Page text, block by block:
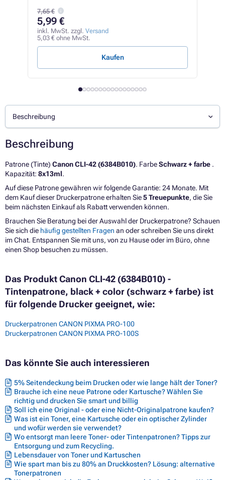
7,65 €
5,99 €
inkl. MwSt. zzgl. Versand
5,03 € ohne MwSt.
Kaufen
Beschreibung
Beschreibung
Patrone (Tinte) Canon CLI-42 (6384B010). FarbeSchwarz + farbe .
Kapazität: 8x13ml.
Auf diese Patrone gewähren wir folgende Garantie: 24 Monate. Mit
dem Kauf dieser Druckerpatrone erhalten Sie5 Treuepunkte, die Sie
beim nächsten Einkauf als Rabatt verwenden können.
Brauchen Sie Beratung bei der Auswahl der Druckerpatrone? Schauen
Sie sich die häufig gestellten Fragen an oder schreiben Sie uns direkt
im Chat. Entspannen Sie mit uns, von zu Hause oder im Büro, ohne
einen Shop besuchen zu müssen.
Das Produkt Canon CLI-42 (6384B010) -
Tintenpatrone, black + color (schwarz + farbe) ist
für folgende Drucker geeignet, wie:
Druckerpatronen CANON PIXMA PRO-100
Druckerpatronen CANON PIXMA PRO-100S
Das könnte Sie auch interessieren
5% Seitendeckung beim Drucken oder wie lange hält der Toner?
Brauche ich eine neue Patrone oder Kartusche? Wählen Sie
richtig und drucken Sie smart und billig
Soll ich eine Original - oder eine Nicht-Originalpatrone kaufen?
Was ist ein Toner, eine Kartusche oder ein optischer Zylinder
und wofür werden sie verwendet?
Wo entsorgt man leere Toner- oder Tintenpatronen? Tipps zur
Entsorgung und zum Recycling.
Lebensdauer von Toner und Kartuschen
Wie spart man bis zu 80% an Druckkosten? Lösung: alternative
Tonerpatronen